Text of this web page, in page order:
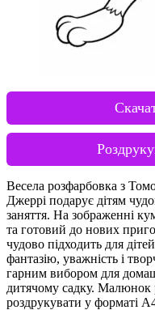
Весела розфарбовка з
Джеррі подарує дітям
заняття. На зображенні
та готовий до нових
чудово підходить для
фантазію, уважність і
гарним вибором для
дитячому садку. Малюнок
роздрукувати у форматі